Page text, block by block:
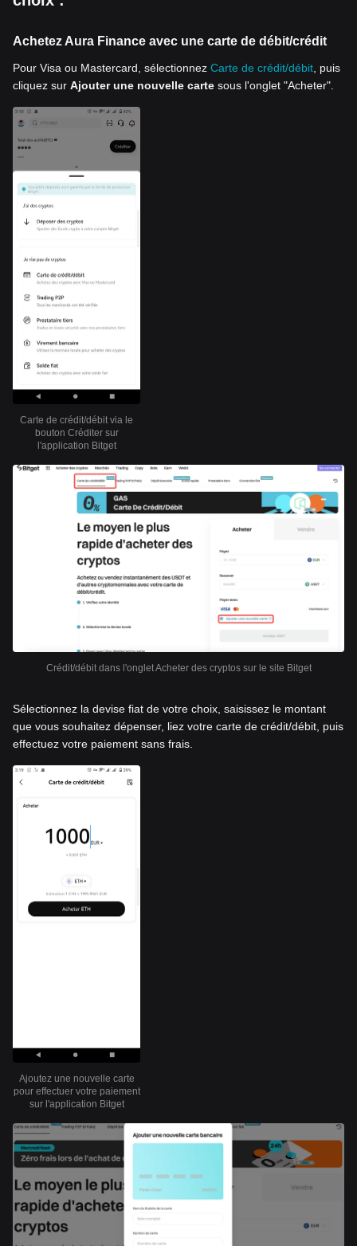
Achetez Aura Finance avec une carte de débit/crédit
Pour Visa ou Mastercard, sélectionnez Carte de crédit/débit , puis
cliquez sur Ajouter une nouvelle carte sous l'onglet "Acheter".
Carte de crédit/débit via le
bouton Créditer sur
l'application Bitget
Crédit/débit dans l'onglet Acheter des cryptos sur le site Bitget
Sélectionnez la devise fiat de votre choix, saisissez le montant
que vous souhaitez dépenser, liez votre carte de crédit/débit, puis
effectuez votre paiement sans frais.
Ajoutez une nouvelle carte
pour effectuer votre paiement
sur l'application Bitget